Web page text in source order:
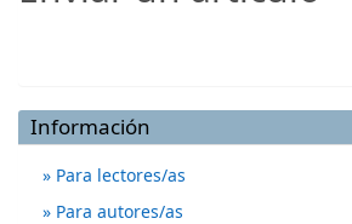
Información
Para lectores/as
Para autores/as